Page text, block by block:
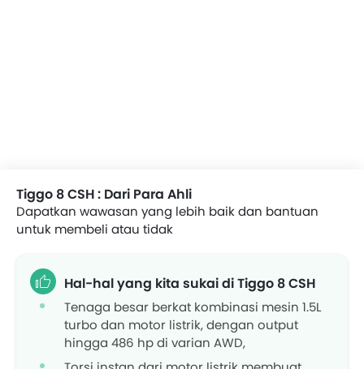
Tiggo 8 CSH : Dari Para Ahli
Dapatkan wawasan yang lebih baik dan bantuan
untuk membeli atau tidak
Hal-hal yang kita sukai di Tiggo 8 CSH
Tenaga besar berkat kombinasi mesin 1.5L
turbo dan motor listrik, dengan output
hingga 486 hp di varian AWD,